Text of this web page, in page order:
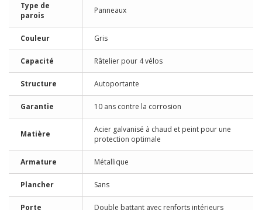
Type de
parois
Panneaux
Couleur Gris
Capacité Râtelier pour 4 vélos
Structure Autoportante
Garantie 10 ans contre la corrosion
Matière
Acier galvanisé à chaud et peint pour une
protection optimale
Armature Métallique
Plancher Sans
Porte Double battant avec renforts intérieurs